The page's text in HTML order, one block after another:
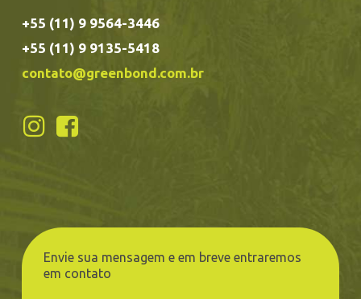
+55 (11) 9 9564-3446
+55 (11) 9 9135-5418
contato@greenbond.com.br
Envie sua mensagem e em breve entraremos
em contato